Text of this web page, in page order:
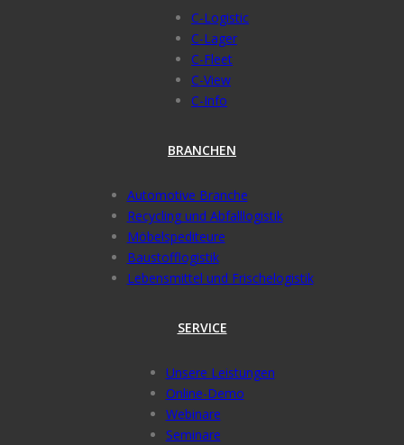
C-Logistic
C-Lager
C-Fleet
C-View
C-Info
BRANCHEN
Automotive Branche
Recycling und Abfalllogistik
Möbelspediteure
Baustofflogistik
Lebensmittel und Frischelogistik
SERVICE
Unsere Leistungen
Online-Demo
Webinare
Seminare